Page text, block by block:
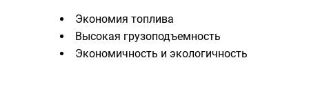
Экономия топлива
Высокая грузоподъемность
Экономичность и экологичность